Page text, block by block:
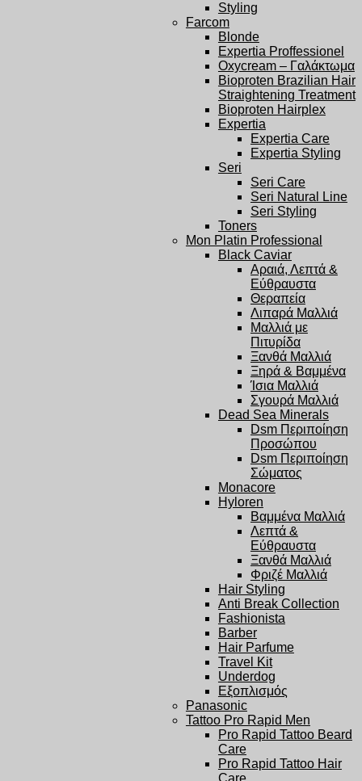
Styling
Farcom
Blonde
Expertia Proffessionel
Oxycream – Γαλάκτωμα
Bioproten Brazilian Hair
Straightening Treatment
Bioproten Hairplex
Expertia
Expertia Care
Expertia Styling
Seri
Seri Care
Seri Natural Line
Seri Styling
Toners
Mon Platin Professional
Black Caviar
Αραιά, Λεπτά &
Εύθραυστα
Θεραπεία
Λιπαρά Μαλλιά
Μαλλιά με
Πιτυρίδα
Ξανθά Μαλλιά
Ξηρά & Βαμμένα
Ίσια Μαλλιά
Σγουρά Μαλλιά
Dead Sea Minerals
Dsm Περιποίηση
Προσώπου
Dsm Περιποίηση
Σώματος
Monacore
Hyloren
Βαμμένα Μαλλιά
Λεπτά &
Εύθραυστα
Ξανθά Μαλλιά
Φριζέ Μαλλιά
Hair Styling
Anti Break Collection
Fashionista
Barber
Hair Parfume
Travel Kit
Underdog
Εξοπλισμός
Panasonic
Tattoo Pro Rapid Men
Pro Rapid Tattoo Beard
Care
Pro Rapid Tattoo Hair
Care